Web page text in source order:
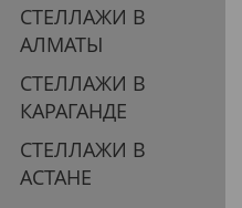
СТЕЛЛАЖИ В
АЛМАТЫ
СТЕЛЛАЖИ В
КАРАГАНДЕ
СТЕЛЛАЖИ В
АСТАНЕ